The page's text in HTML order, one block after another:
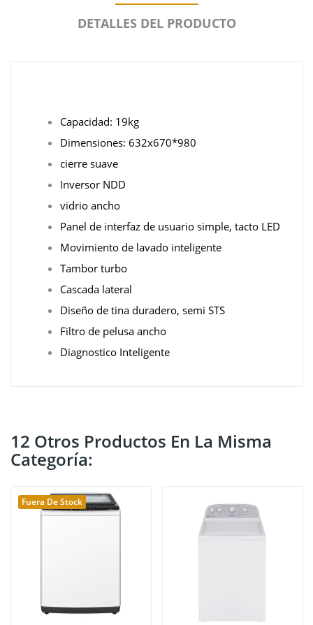
DETALLES DEL PRODUCTO
Capacidad: 19kg
Dimensiones: 632x670*980
cierre suave
Inversor NDD
vidrio ancho
Panel de interfaz de usuario simple, tacto LED
Movimiento de lavado inteligente
Tambor turbo
Cascada lateral
Diseño de tina duradero, semi STS
Filtro de pelusa ancho
Diagnostico Inteligente
12 Otros Productos En La Misma
Categoría:
Fuera De Stock